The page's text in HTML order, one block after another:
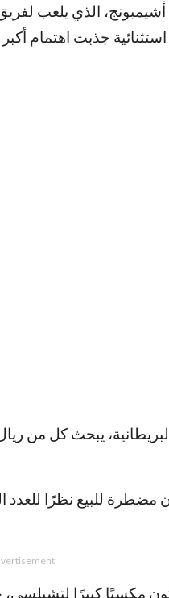
الذي يلعب
جذبت اهتمام
يبحث كل من
للبيع نظرًا للعدد
مكسبًا كبيرًا لتشيلسي،